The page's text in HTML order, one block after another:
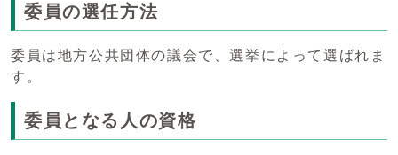
委員の選任方法
委員は地方公共団体の議会で、選挙によって選ばれま
す。
委員となる人の資格